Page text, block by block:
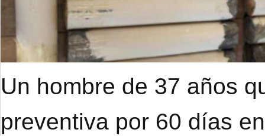
Un hombre de 37 años
preventiva por 60 días